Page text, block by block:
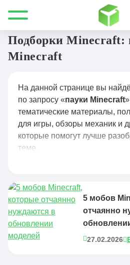
Все для Minecraft пауки Minecraft
Подборки Minecraft:
Minecraft
На данной странице вы
по запросу «пауки Minecraft
тематические материалы,
для игры, обзоры механик и
которые помогут лучше
теме.
5 мобов
отчаянно
27.02.2026